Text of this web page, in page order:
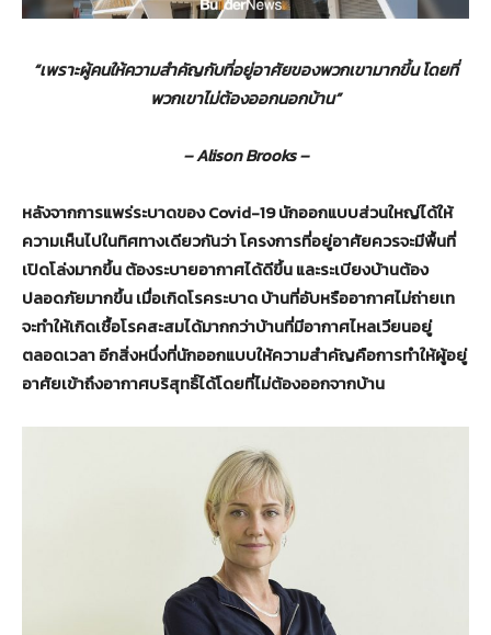
“เพราะผู้คนให้ความสำคัญกับที่อยู่อาศัยของพวกเขามากขึ้น โดยที่
พวกเขาไม่ต้องออกนอกบ้าน”
– Alison Brooks –
หลังจากการแพร่ระบาดของCovid-19นักออกแบบส่วนใหญ่ได้ให้
ความเห็นไปในทิศทางเดียวกันว่า โครงการที่อยู่อาศัยควรจะมีพื้นที่
เปิดโล่งมากขึ้น ต้องระบายอากาศได้ดีขึ้น และระเบียงบ้านต้อง
ปลอดภัยมากขึ้น เมื่อเกิดโรคระบาด บ้านที่อับหรืออากาศไม่ถ่ายเท
จะทำให้เกิดเชื้อโรคสะสมได้มากกว่าบ้านที่มีอากาศไหลเวียนอยู่
ตลอดเวลา อีกสิ่งหนึ่งที่นักออกแบบให้ความสำคัญคือการทำให้ผู้อยู่
อาศัยเข้าถึงอากาศบริสุทธิ์ได้โดยที่ไม่ต้องออกจากบ้าน